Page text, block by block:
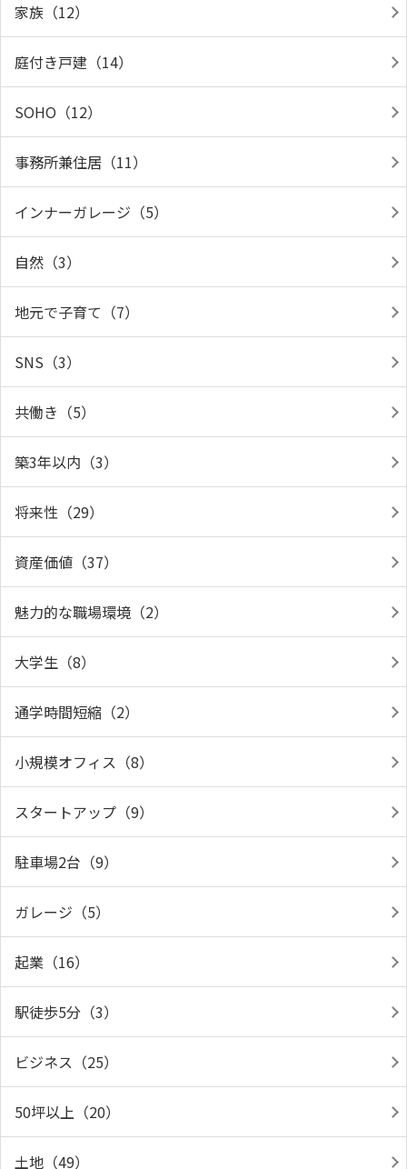
家族（12）
庭付き戸建（14）
SOHO（12）
事務所兼住居（11）
インナーガレージ（5）
自然（3）
地元で子育て（7）
SNS（3）
共働き（5）
築3年以内（3）
将来性（29）
資産価値（37）
魅力的な職場環境（2）
大学生（8）
通学時間短縮（2）
小規模オフィス（8）
スタートアップ（9）
駐車場2台（9）
ガレージ（5）
起業（16）
駅徒歩5分（3）
ビジネス（25）
50坪以上（20）
土地（49）